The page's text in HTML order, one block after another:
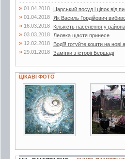
» 01.04.2018 Царський посуд і ціпок від
» 01.04.2018 Як Василь Гордійович
» 16.03.2018 Кількість населення у
» 03.03.2018 Лелека щастя принесе
» 12.02.2018 Водії! готуйте кошти на нові
» 29.01.2018 Замітки з історії Бершаді
ЦІКАВІ ФОТО
12 фото 10 фото